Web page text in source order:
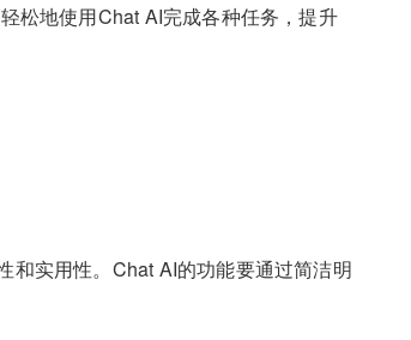
松地使用Chat AI完成各种任务，提升
和实用性。Chat AI的功能要通过简洁明